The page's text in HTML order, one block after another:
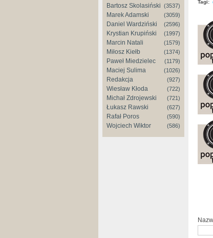
Bartosz Skolasiński (3537)
Marek Adamski (3059)
Daniel Wardziński (2596)
Krystian Krupiński (1997)
Marcin Natali (1579)
Miłosz Kiełb (1374)
Paweł Miedzielec (1179)
Maciej Sulima (1026)
Redakcja (927)
Wiesław Kłoda (722)
Michał Zdrojewski (721)
Łukasz Rawski (627)
Rafał Poros (590)
Wojciech Wiktor (586)
Tagi: